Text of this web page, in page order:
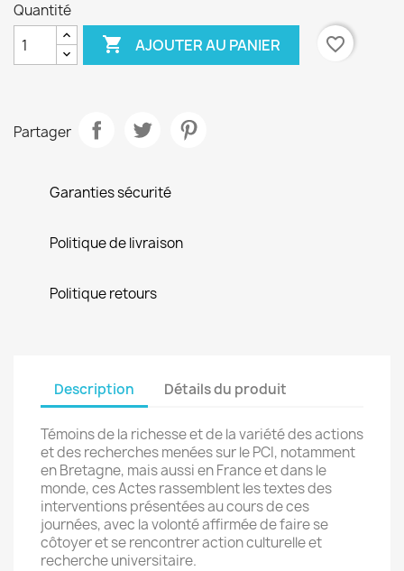
Quantité
 AJOUTER AU PANIER favorite_border
Partager
Garanties sécurité
Politique de livraison
Politique retours
Description Détails du produit
Témoins de la richesse et de la variété des actions
et des recherches menées sur le PCI, notamment
en Bretagne, mais aussi en France et dans le
monde, ces Actes rassemblent les textes des
interventions présentées au cours de ces
journées, avec la volonté affirmée de faire se
côtoyer et se rencontrer action culturelle et
recherche universitaire.